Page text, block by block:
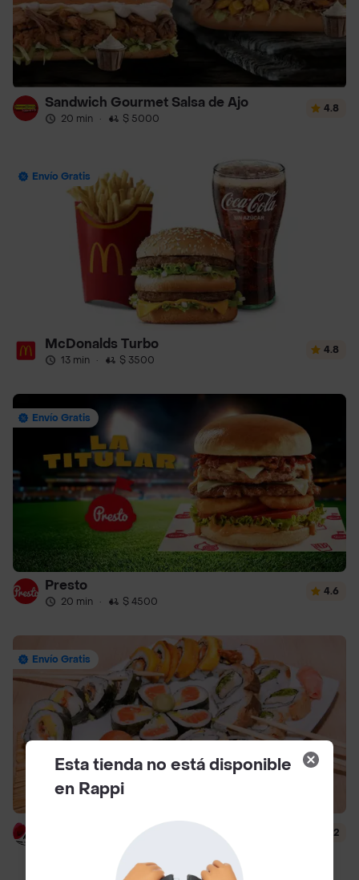
Sandwich Gourmet Salsa de Ajo
20 min · $ 5000
4.8
Envío Gratis
McDonalds Turbo
13 min · $ 3500
4.8
Envío Gratis
Presto
20 min · $ 4500
4.6
Envío Gratis
$ 6500
4.2
Esta tienda no está disponible
en Rappi